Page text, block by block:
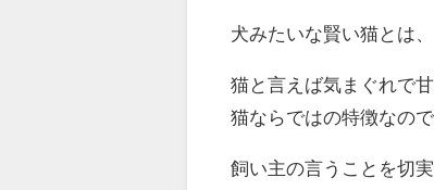
犬みたいな賢い猫とは
猫と言えば気まぐれで
猫ならではの特徴なの
飼い主の言うことを切